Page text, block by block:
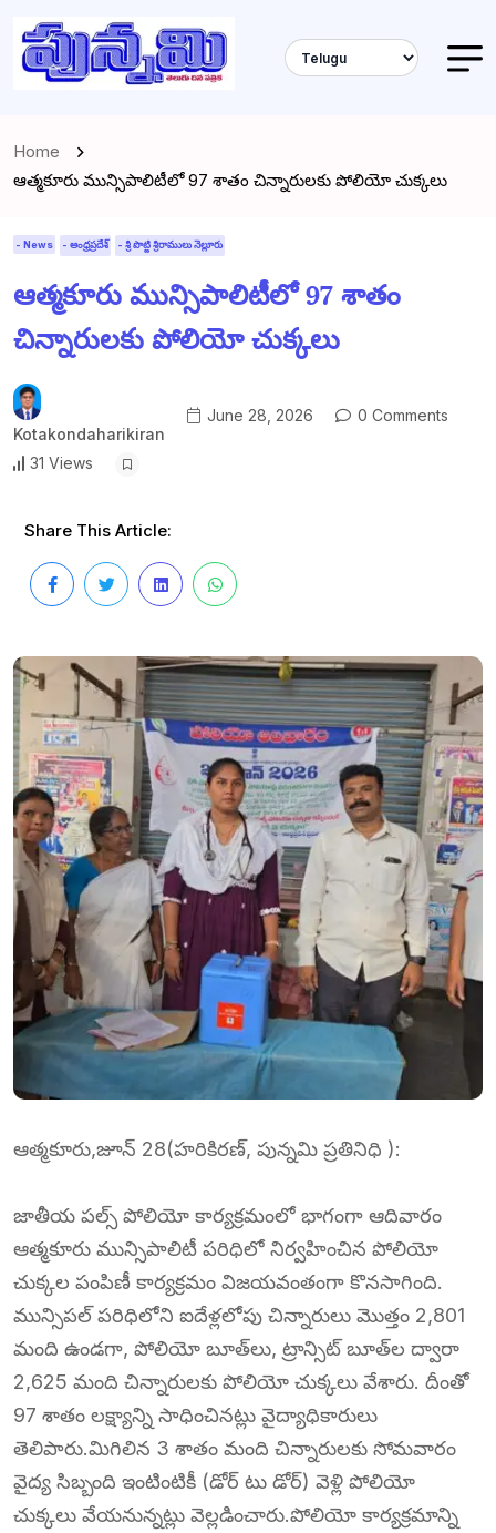
Home
ఆత్మకూరు మున్సిపాలిటీలో 97 శాతం చిన్నారులకు పోలియో చుక్కలు
- News - ఆంధ్రప్రదేశ్ - శ్రీ పొట్టి శ్రీరాములు నెల్లూరు
ఆత్మకూరు మున్సిపాలిటీలో 97 శాతం
చిన్నారులకు పోలియో చుక్కలు
Kotakondaharikiran
June 28, 2026 0 Comments
31 Views
Share This Article:
ఆత్మకూరు,జూన్ 28(హరికిరణ్, పున్నమి ప్రతినిధి ):
జాతీయ పల్స్ పోలియో కార్యక్రమంలో భాగంగా ఆదివారం
ఆత్మకూరు మున్సిపాలిటీ పరిధిలో నిర్వహించిన పోలియో
చుక్కల పంపిణీ కార్యక్రమం విజయవంతంగా కొనసాగింది.
మున్సిపల్ పరిధిలోని ఐదేళ్లలోపు చిన్నారులు మొత్తం 2,801
మంది ఉండగా, పోలియో బూత్‌లు, ట్రాన్సిట్ బూత్‌ల ద్వారా
2,625 మంది చిన్నారులకు పోలియో చుక్కలు వేశారు. దీంతో
97 శాతం లక్ష్యాన్ని సాధించినట్లు వైద్యాధికారులు
తెలిపారు.మిగిలిన 3 శాతం మంది చిన్నారులకు సోమవారం
వైద్య సిబ్బంది ఇంటింటికీ (డోర్ టు డోర్) వెళ్లి పోలియో
చుక్కలు వేయనున్నట్లు వెల్లడించారు.పోలియో కార్యక్రమాన్ని